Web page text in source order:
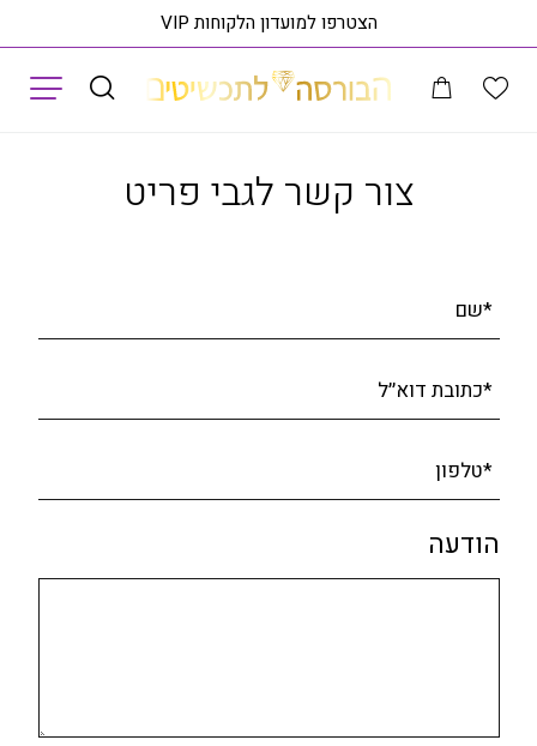
הצטרפו למועדון הלקוחות VIP
צור קשר לגבי פריט
*שם
*כתובת דוא׳׳ל
*טלפון
הודעה